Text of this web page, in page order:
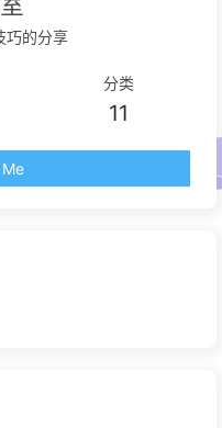
巧的分享
分类
11